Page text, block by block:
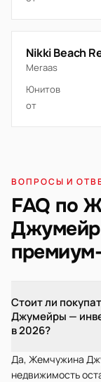
Nikki Beach
Meraas
Юнитов
от
ВОПРОСЫ И
FAQ по
Стоит ли
Джумейры —
в 2026?
Да, Жемчужина
недвижимость